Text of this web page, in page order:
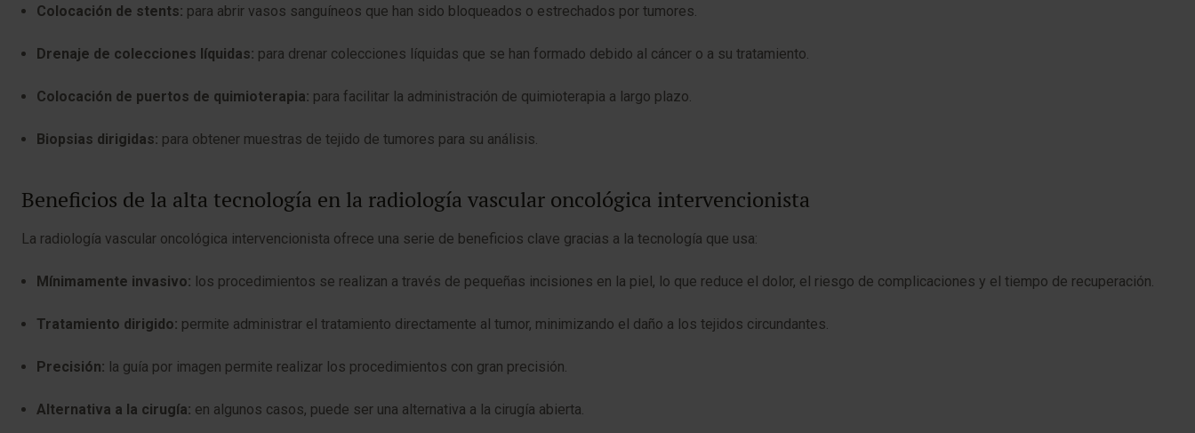
Colocación de stents: para abrir vasos sanguíneos que han sido bloqueados o estrechados por tumores.
Drenaje de colecciones líquidas: para drenar colecciones líquidas que se han formado debido al cáncer o a su tratamiento.
Colocación de puertos de quimioterapia: para facilitar la administración de quimioterapia a largo plazo.
Biopsias dirigidas: para obtener muestras de tejido de tumores para su análisis.
Beneficios de la alta tecnología en la radiología vascular oncológica intervencionista
La radiología vascular oncológica intervencionista ofrece una serie de beneficios clave gracias a la tecnología que usa:
Mínimamente invasivo: los procedimientos se realizan a través de pequeñas incisiones en la piel, lo que reduce el dolor, el riesgo de complicaciones y el tiempo de recuperación.
Tratamiento dirigido: permite administrar el tratamiento directamente al tumor, minimizando el daño a los tejidos circundantes.
Precisión: la guía por imagen permite realizar los procedimientos con gran precisión.
Alternativa a la cirugía: en algunos casos, puede ser una alternativa a la cirugía abierta.